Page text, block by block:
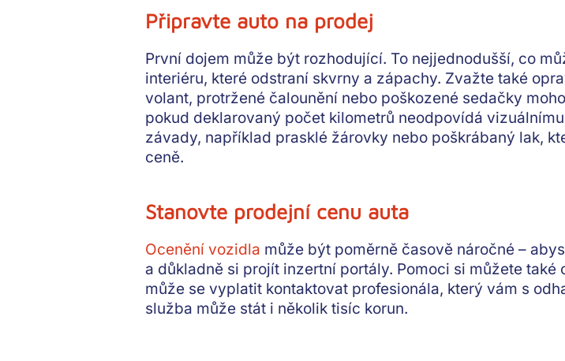
Připravte auto na prodej
První dojem může být rozhodující. To nejjednodušší, co
interiéru, které odstraní skvrny a zápachy. Zvažte také
volant, protržené čalounění nebo poškozené sedačky
pokud deklarovaný počet kilometrů neodpovídá
závady, například prasklé žárovky nebo poškrábaný lak,
ceně.
Stanovte prodejní cenu auta
Ocenění vozidla může být poměrně časově náročné –
a důkladně si projít inzertní portály. Pomoci si můžete také
může se vyplatit kontaktovat profesionála, který vám s
služba může stát i několik tisíc korun.